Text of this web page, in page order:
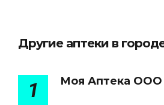
Другие аптеки в
1 Моя Аптека ООО